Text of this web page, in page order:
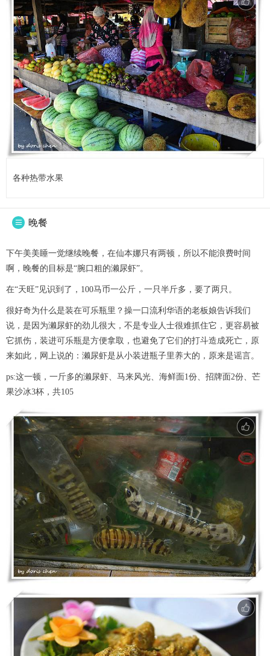
各种热带水果
 晚餐
下午美美睡一觉继续晚餐，在仙本娜只有两顿，所以不能浪费时间
啊，晚餐的目标是“腕口粗的濑尿虾”。
在“天旺”见识到了，100马币一公斤，一只半斤多，要了两只。
很好奇为什么是装在可乐瓶里？操一口流利华语的老板娘告诉我们
说，是因为濑尿虾的劲儿很大，不是专业人士很难抓住它，更容易被
它抓伤，装进可乐瓶是方便拿取，也避免了它们的打斗造成死亡，原
来如此，网上说的：濑尿虾是从小装进瓶子里养大的，原来是谣言。
ps:这一顿，一斤多的濑尿虾、马来风光、海鲜面1份、招牌面2份、芒
果沙冰3杯，共105